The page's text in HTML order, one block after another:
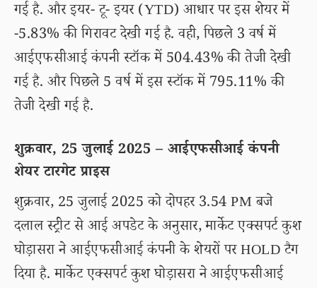
गई है. और इयर- टू- इयर (YTD) आधार पर इस शेयर में
-5.83% की गिरावट देखी गई है. वही, पिछले 3 वर्ष में
आईएफसीआई कंपनी स्टॉक में 504.43% की तेजी देखी
गई है. और पिछले 5 वर्ष में इस स्टॉक में 795.11% की
तेजी देखी गई है.
शुक्रवार, 25 जुलाई 2025 – आईएफसीआई कंपनी
शेयर टारगेट प्राइस
शुक्रवार, 25 जुलाई 2025 को दोपहर 3.54 PM बजे
दलाल स्ट्रीट से आई अपडेट के अनुसार, मार्केट एक्सपर्ट कुश
घोड़ासरा ने आईएफसीआई कंपनी के शेयरों पर HOLD टैग
दिया है. मार्केट एक्सपर्ट कुश घोड़ासरा ने आईएफसीआई